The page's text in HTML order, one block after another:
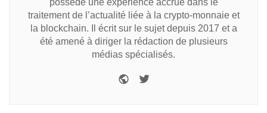
possède une expérience accrue dans le
traitement de l’actualité liée à la crypto-monnaie et
la blockchain. Il écrit sur le sujet depuis 2017 et a
été amené à diriger la rédaction de plusieurs
médias spécialisés.